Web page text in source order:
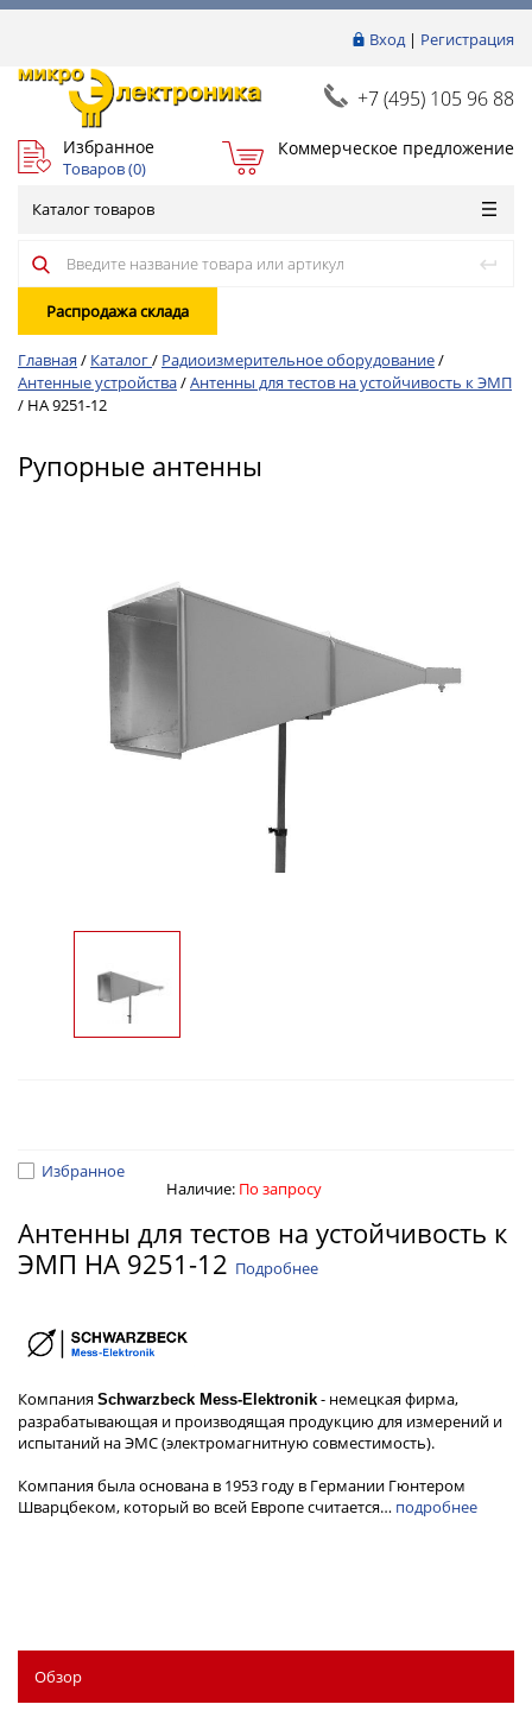
Вход| Регистрация
+7 (495) 105 96 88
Избранное
Товаров (0)
Коммерческое предложение
Каталог товаров
Распродажа склада
Главная / Каталог/ Радиоизмерительное оборудование/
Антенные устройства/Антенны для тестов на устойчивость к ЭМП
/ HA 9251-12
Рупорные антенны
Избранное
Наличие: По запросу
Антенны для тестов на устойчивость к
ЭМП HA 9251-12 Подробнее
Компания Schwarzbeck Mess-Elektronik - немецкая фирма,
разрабатывающая и производящая продукцию для измерений и
испытаний на ЭМС (электромагнитную совместимость).
Компания была основана в 1953 году в Германии Гюнтером
Шварцбеком, который во всей Европе считается… подробнее
Обзор